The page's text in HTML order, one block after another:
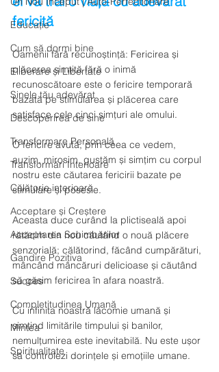
Educație
Cum să dormi bine
Eliberare și Libertate
Sinele tău adevărat
Descoperirea de sine
Transformare Personală
Transformări Interioare
Călătorie interioară
Acceptare și Creștere
Acceptarea Schimbărilor
Gandire Pozitiva
Succes
Completitudinea Umană
Mintea
Spiritualitate
fericită
Oamenii fără recunoștință: Fericirea și
plăcerea simțită fără o inimă
recunoscătoare este o fericire temporară
bazată pe stimularea și plăcerea care
satisface cele cinci simțuri ale omului.
O fericire avută, prin ceea ce vedem,
auzim, mirosim, gustăm și simțim cu corpul
nostru este căutarea fericirii bazate pe
stimulare și posesie.
Aceasta duce curând la plictiseală apoi
rătăcim din nou căutând o nouă plăcere
senzorială; călătorind, făcând cumpărături,
mâncând mâncăruri delicioase și căutând
să găsim fericirea în afara noastră.
Cu infinita noastră lăcomie umană și
simțind limitările timpului și banilor,
nemulțumirea este inevitabilă. Nu este ușor
să controlezi dorințele și emoțiile umane.